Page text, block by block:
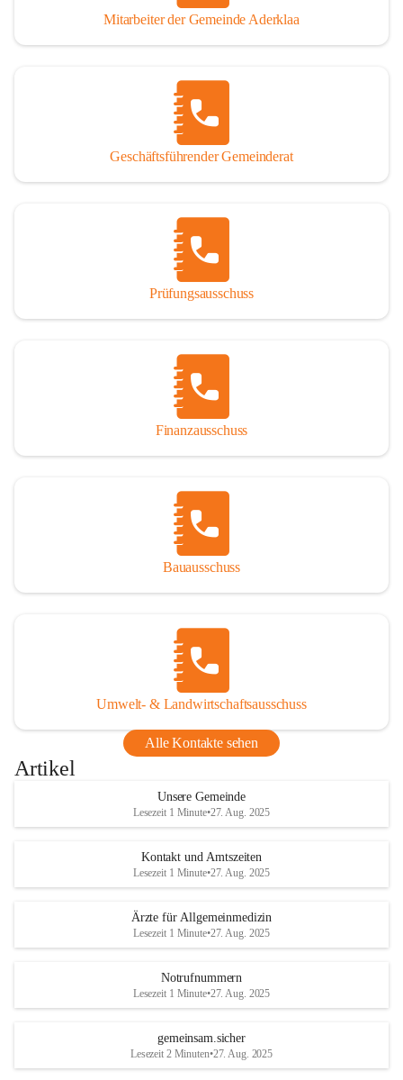
Mitarbeiter der Gemeinde Aderklaa
Geschäftsführender Gemeinderat
Prüfungsausschuss
Finanzausschuss
Bauausschuss
Umwelt- & Landwirtschaftsausschuss
Alle Kontakte sehen
Artikel
Unsere Gemeinde
Lesezeit 1 Minute•27. Aug. 2025
Kontakt und Amtszeiten
Lesezeit 1 Minute•27. Aug. 2025
Ärzte für Allgemeinmedizin
Lesezeit 1 Minute•27. Aug. 2025
Notrufnummern
Lesezeit 1 Minute•27. Aug. 2025
gemeinsam.sicher
Lesezeit 2 Minuten•27. Aug. 2025